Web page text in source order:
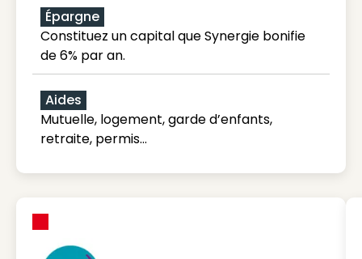
Épargne
Constituez un capital que Synergie bonifie
de 6% par an.
Aides
Mutuelle, logement, garde d’enfants,
retraite, permis…